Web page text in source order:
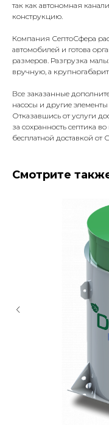
так как автономная
конструкцию.
Компания СептоСфера
автомобилей и готова
размеров. Разгрузка
вручную, а
Все заказанные
насосы и другие
Отказавшись от услуги
за сохранность септика
бесплатной доставкой
Смотрите